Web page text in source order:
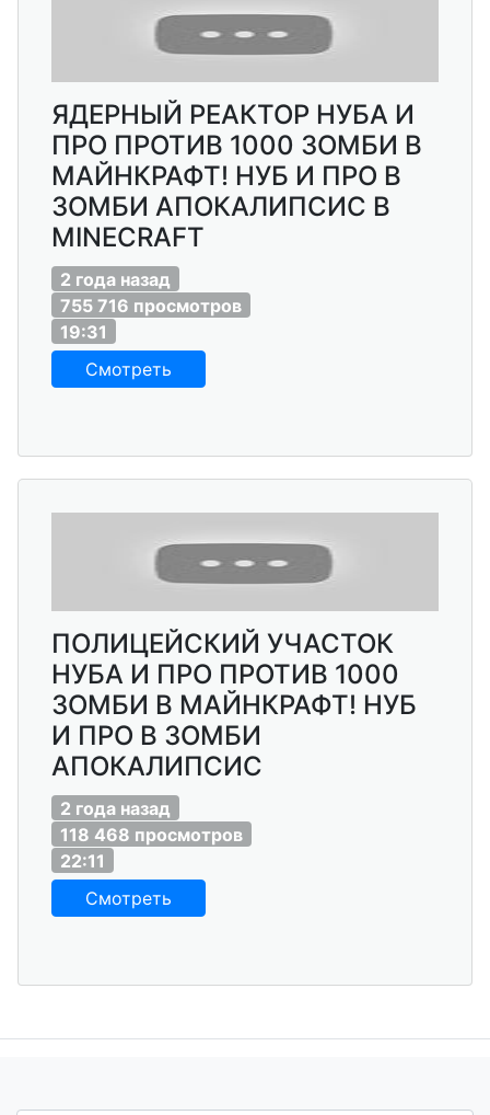
ЯДЕРНЫЙ РЕАКТОР НУБА И
ПРО ПРОТИВ 1000 ЗОМБИ В
МАЙНКРАФТ! НУБ И ПРО В
ЗОМБИ АПОКАЛИПСИС В
MINECRAFT
2 года назад
755 716 просмотров
19:31
Смотреть
ПОЛИЦЕЙСКИЙ УЧАСТОК
НУБА И ПРО ПРОТИВ 1000
ЗОМБИ В МАЙНКРАФТ! НУБ
И ПРО В ЗОМБИ
АПОКАЛИПСИС
2 года назад
118 468 просмотров
22:11
Смотреть